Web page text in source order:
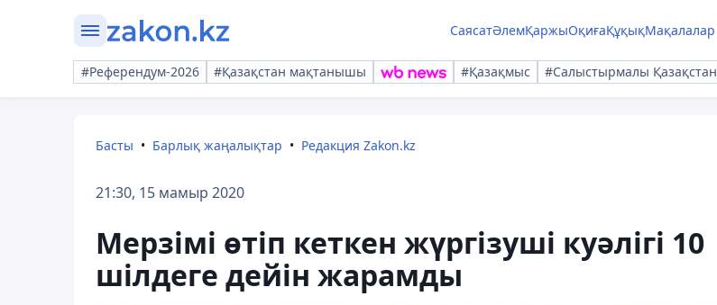
СаясатӘлемҚаржыОқиғаҚұқықМақалалар
#Референдум-2026 #Қазақстан мақтанышы #Қазақмыс #Салыстырмалы Қазақстан
Басты Барлық жаңалықтар Редакция Zakon.kz
21:30, 15 мамыр 2020
Мерзімі өтіп кеткен жүргізуші куәлігі 10
шілдеге дейін жарамды